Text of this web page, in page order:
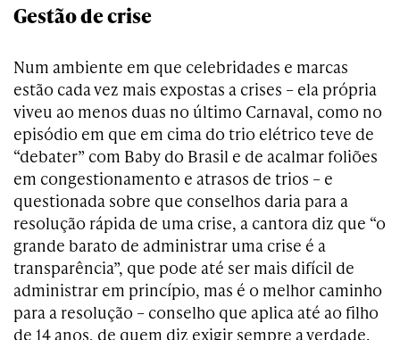
Gestão de crise
Num ambiente em que celebridades e marcas
estão cada vez mais expostas a crises – ela própria
viveu ao menos duas no último Carnaval, como no
episódio em que em cima do trio elétrico teve de
“debater” com Baby do Brasil e de acalmar foliões
em congestionamento e atrasos de trios – e
questionada sobre que conselhos daria para a
resolução rápida de uma crise, a cantora diz que “o
grande barato de administrar uma crise é a
transparência”, que pode até ser mais difícil de
administrar em princípio, mas é o melhor caminho
para a resolução – conselho que aplica até ao filho
de 14 anos, de quem diz exigir sempre a verdade.